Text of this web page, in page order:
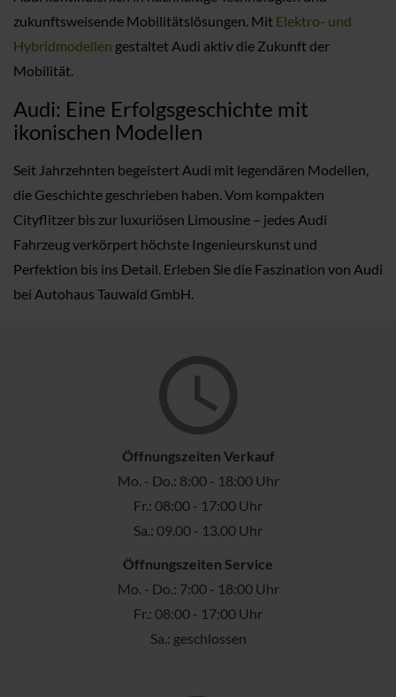
zukunftsweisende Mobilitätslösungen. Mit Elektro- und
Hybridmodellen gestaltet Audi aktiv die Zukunft der
Mobilität.
Audi: Eine Erfolgsgeschichte mit
ikonischen Modellen
Seit Jahrzehnten begeistert Audi mit legendären Modellen,
die Geschichte geschrieben haben. Vom kompakten
Cityflitzer bis zur luxuriösen Limousine – jedes Audi
Fahrzeug verkörpert höchste Ingenieurskunst und
Perfektion bis ins Detail. Erleben Sie die Faszination von Audi
bei Autohaus Tauwald GmbH.
Öffnungszeiten Verkauf
Mo. - Do.: 8:00 - 18:00 Uhr
Fr.: 08:00 - 17:00 Uhr
Sa.: 09.00 - 13.00 Uhr
Öffnungszeiten Service
Mo. - Do.: 7:00 - 18:00 Uhr
Fr.: 08:00 - 17:00 Uhr
Sa.: geschlossen